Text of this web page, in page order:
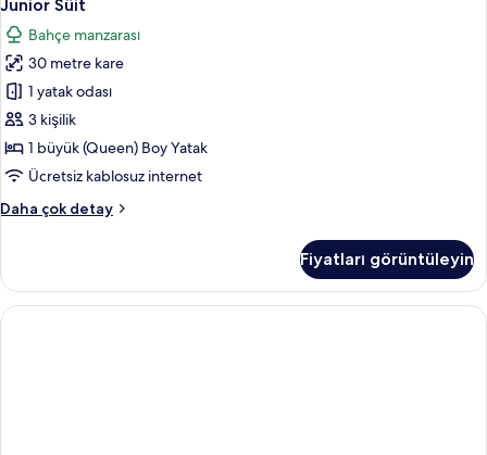
Süit
için
tüm
fotoğrafları
görün
Junior Süit
Bahçe manzarası
30 metre kare
1 yatak odası
3 kişilik
1 büyük (Queen) Boy Yatak
Ücretsiz kablosuz internet
Daha çok detay
Junior
fazla
detay
Fiyatları görüntüleyin